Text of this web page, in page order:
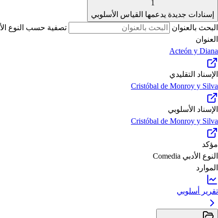
1
إسنادات جديدة يدعمها القياس الأسلوبي
البحث بالعنوان
تصفية حسب النوع
العنوان
Acteón y Diana
الإسناد التقليدي
Cristóbal de Monroy y Silva
الإسناد الأسلوبي
Cristóbal de Monroy y Silva
مؤكد
النوع الأدبي Comedia
الموارد
تقرير أسلوبي